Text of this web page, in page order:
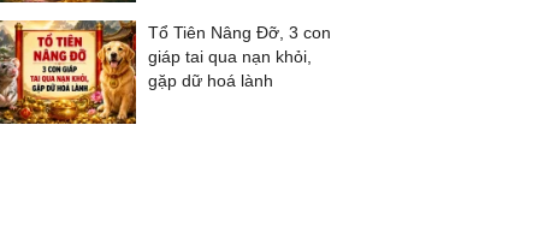
Tổ Tiên Nâng Đỡ, 3 con
giáp tai qua nạn khỏi,
gặp dữ hoá lành